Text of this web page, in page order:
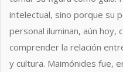
intelectual, sino porque su
personal iluminan, aún hoy,
comprender la relación
y cultura. Maimónides fue,